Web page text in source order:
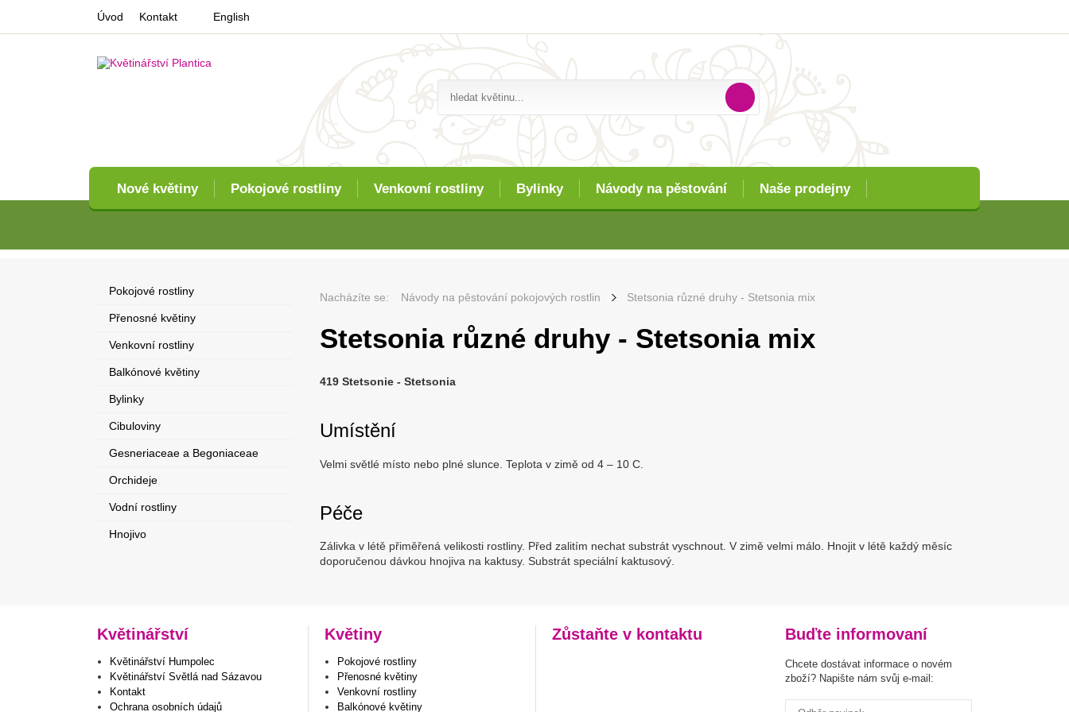
Nové květiny Pokojové rostliny Venkovní rostliny Bylinky Návody na pěstování Naše prodejny
Úvod Kontakt English
Nacházíte se: Návody na pěstování pokojových rostlin Stetsonia různé druhy - Stetsonia mix
Stetsonia různé druhy - Stetsonia mix
419 Stetsonie - Stetsonia
Umístění
Velmi světlé místo nebo plné slunce. Teplota v zimě od 4 – 10 C.
Péče
Zálivka v létě přiměřená velikosti rostliny. Před zalitím nechat substrát vyschnout. V zimě velmi málo. Hnojit v létě každý měsíc
doporučenou dávkou hnojiva na kaktusy. Substrát speciální kaktusový.
Pokojové rostliny
Přenosné květiny
Venkovní rostliny
Balkónové květiny
Bylinky
Cibuloviny
Gesneriaceae a Begoniaceae
Orchideje
Vodní rostliny
Hnojivo
Květinářství
Květinářství Humpolec
Květinářství Světlá nad Sázavou
Kontakt
Ochrana osobních údajů
Květiny
Pokojové rostliny
Přenosné květiny
Venkovní rostliny
Balkónové květiny
Zůstaňte v kontaktu Buďte informovaní
Chcete dostávat informace o novém
zboží? Napište nám svůj e-mail: